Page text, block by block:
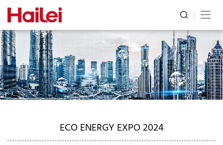
ECO ENERGY EXPO 2024